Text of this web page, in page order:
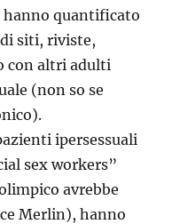
hanno quantificato
siti, riviste,
con altri adulti
(non so se
ipersessuali
sex workers”
avrebbe
Merlin), hanno